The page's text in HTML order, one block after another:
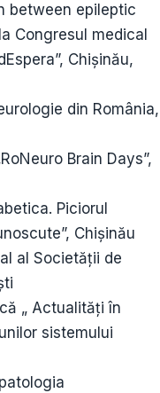
between epileptic
Congresul medical
Chişinău,
din România,
Brain Days”,
Piciorul
Chișinău
al Societății de
„ Actualități în
sistemului